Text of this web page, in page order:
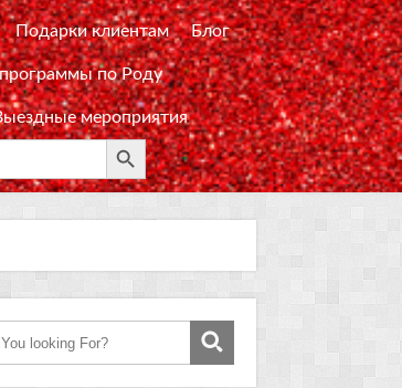
Подарки клиентам Блог
по Роду
мероприятия
Search Button